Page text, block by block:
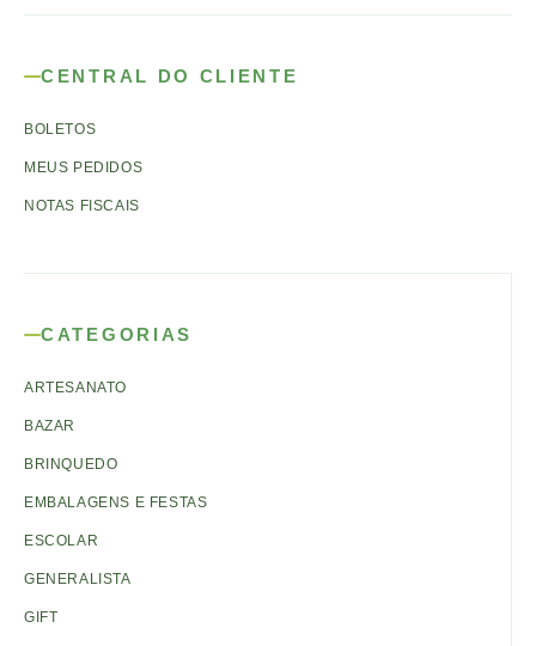
CENTRAL DO CLIENTE
BOLETOS
MEUS PEDIDOS
NOTAS FISCAIS
CATEGORIAS
ARTESANATO
BAZAR
BRINQUEDO
EMBALAGENS E FESTAS
ESCOLAR
GENERALISTA
GIFT